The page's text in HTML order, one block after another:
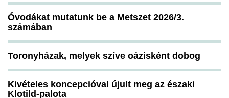
Óvodákat mutatunk be a Metszet 2026/3.
számában
Toronyházak, melyek szíve oázisként dobog
Kivételes koncepcióval újult meg az északi
Klotild-palota